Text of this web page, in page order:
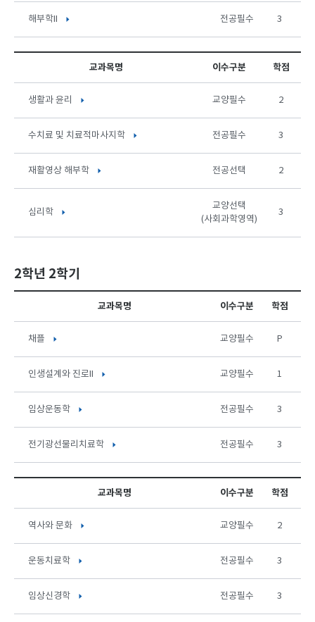
해부학II 전공필수 3
교과목명 이수구분 학점
생활과 윤리 교양필수 2
수치료 및 치료적마사지학 전공필수 3
재활영상 해부학 전공선택 2
심리학
교양선택
(사회과학영역)
3
2학년 2학기
교과목명 이수구분 학점
채플 교양필수 P
인생설계와 진로II 교양필수 1
임상운동학 전공필수 3
전기광선물리치료학 전공필수 3
교과목명 이수구분 학점
역사와 문화 교양필수 2
운동치료학 전공필수 3
임상신경학 전공필수 3